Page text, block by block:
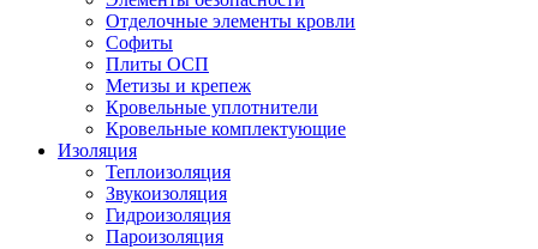
Отделочные элементы кровли
Софиты
Плиты ОСП
Метизы и крепеж
Кровельные уплотнители
Кровельные комплектующие
Изоляция
Теплоизоляция
Звукоизоляция
Гидроизоляция
Пароизоляция